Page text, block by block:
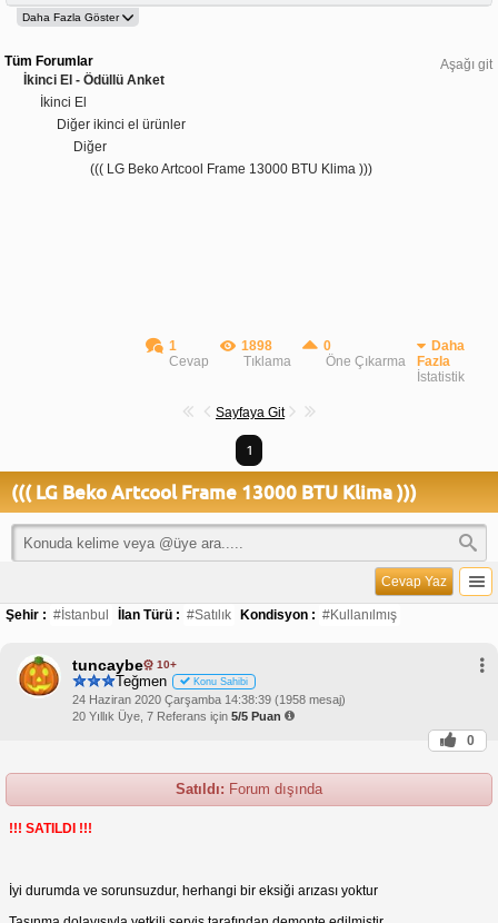
Aşağı git
Tüm Forumlar
İkinci El - Ödüllü Anket
İkinci El
Diğer ikinci el ürünler
Diğer
((( LG Beko Artcool Frame 13000 BTU Klima )))
1
Cevap
1898
Tıklama
0
Öne Çıkarma
Daha
Fazla
İstatistik
Sayfaya Git
1
((( LG Beko Artcool Frame 13000 BTU Klima )))
Cevap Yaz
Şehir : #İstanbul İlan Türü : #Satılık Kondisyon : #Kullanılmış
tuncaybe 10+
Teğmen Konu Sahibi
24 Haziran 2020 Çarşamba 14:38:39 (1958 mesaj)
20 Yıllık Üye, 7 Referans için 5/5 Puan
0
Satıldı: Forum dışında
!!! SATILDI !!!
İyi durumda ve sorunsuzdur, herhangi bir eksiği arızası yoktur